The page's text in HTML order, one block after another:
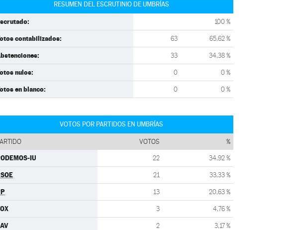
RESUMEN DEL ESCRUTINIO DE UMBRÍAS
100 %
contabilizados: 63 65,62 %
33 34,38 %
nulos: 0 0 %
en blanco: 0 0 %
VOTOS POR PARTIDOS EN UMBRÍAS
VOTOS %
IU 22 34,92 %
21 33,33 %
13 20,63 %
3 4,76 %
2 3,17 %